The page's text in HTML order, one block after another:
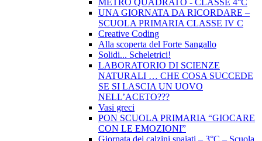
METRO QUADRATO - CLASSE 4°C
UNA GIORNATA DA RICORDARE –
SCUOLA PRIMARIA CLASSE IV C
Creative Coding
Alla scoperta del Forte Sangallo
Solidi... Scheletrici!
LABORATORIO DI SCIENZE
NATURALI … CHE COSA SUCCEDE
SE SI LASCIA UN UOVO
NELL’ACETO???
Vasi greci
PON SCUOLA PRIMARIA “GIOCARE
CON LE EMOZIONI”